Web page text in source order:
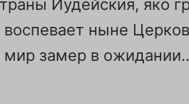
Иудейския, яко
ныне
мир замер в